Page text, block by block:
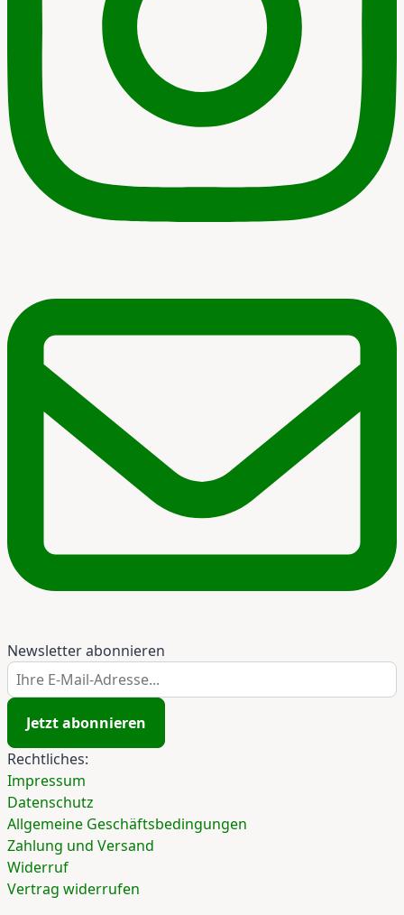
Newsletter abonnieren
Ihre E-Mail-Adresse...
Jetzt abonnieren
Rechtliches:
Impressum
Datenschutz
Allgemeine Geschäftsbedingungen
Zahlung und Versand
Widerruf
Vertrag widerrufen